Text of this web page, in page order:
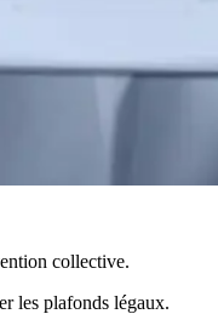
collective.
les plafonds légaux.